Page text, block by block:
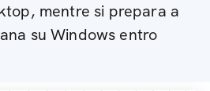
mentre si prepara a
su Windows entro